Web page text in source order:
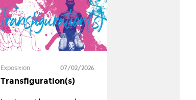
Exposition 07/02/2026
Transfiguration(s)